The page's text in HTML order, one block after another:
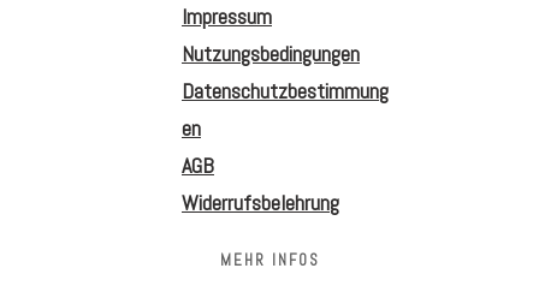
Impressum
Nutzungsbedingungen
Datenschutzbestimmung
en
AGB
Widerrufsbelehrung
MEHR INFOS